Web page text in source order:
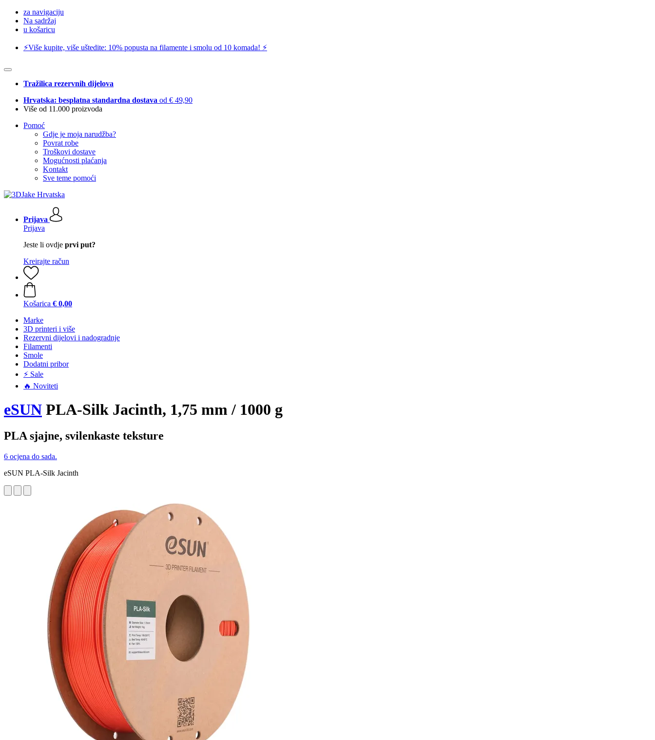
za navigaciju
Na sadržaj
u košaricu
⚡️Više kupite, više uštedite: 10% popusta na filamente i smolu od 10 komada! ⚡️
Tražilica rezervnih dijelova
Hrvatska: besplatna standardna dostava od € 49,90
Više od 11.000 proizvoda
Pomoć
Gdje je moja narudžba?
Povrat robe
Troškovi dostave
Mogućnosti plaćanja
Kontakt
Sve teme pomoći
Prijava
Prijava
Jeste li ovdje prvi put?
Kreirajte račun
Košarica € 0,00
Marke
3D printeri i više
Rezervni dijelovi i nadogradnje
Filamenti
Smole
Dodatni pribor
⚡ Sale
🔥 Noviteti
eSUN PLA-Silk Jacinth, 1,75 mm / 1000 g
PLA sjajne, svilenkaste teksture
6 ocjena do sada.
eSUN PLA-Silk Jacinth